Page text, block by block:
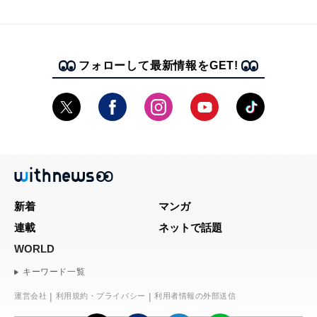
フォローして最新情報をGET!
新着
マンガ
連載
ネットで話題
WORLD
キーワード一覧
運営会社 利用規約・プライバシー 利用者情報の外部送信